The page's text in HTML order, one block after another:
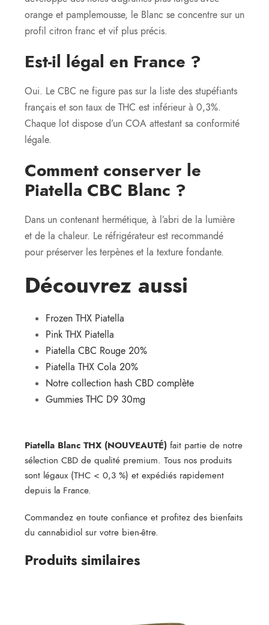
orange et pamplemousse, le Blanc se concentre sur un
profil citron franc et vif plus précis.
Est-il légal en France ?
Oui. Le CBC ne figure pas sur la liste des stupéfiants
français et son taux de THC est inférieur à 0,3%.
Chaque lot dispose d’un COA attestant sa conformité
légale.
Comment conserver le
Piatella CBC Blanc ?
Dans un contenant hermétique, à l’abri de la lumière
et de la chaleur. Le réfrigérateur est recommandé
pour préserver les terpènes et la texture fondante.
Découvrez aussi
Frozen THX Piatella
Pink THX Piatella
Piatella CBC Rouge 20%
Piatella THX Cola 20%
Notre collection hash CBD complète
Gummies THC D9 30mg
Piatella Blanc THX (NOUVEAUTÉ) fait partie de notre
sélection CBD de qualité premium. Tous nos produits
sont légaux (THC < 0,3 %) et expédiés rapidement
depuis la France.
Commandez en toute confiance et profitez des bienfaits
du cannabidiol sur votre bien-être.
Produits similaires